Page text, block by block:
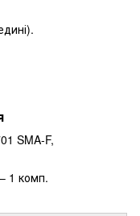
SMA-F,
1 комп.